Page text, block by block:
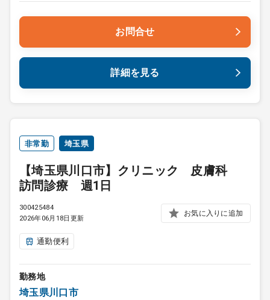
お問合せ
詳細を見る
非常勤 埼玉県
【埼玉県川口市】クリニック 皮膚科
訪問診療 週1日
300425484
2026年06月18日更新
お気に入りに追加
通勤便利
勤務地
埼玉県川口市